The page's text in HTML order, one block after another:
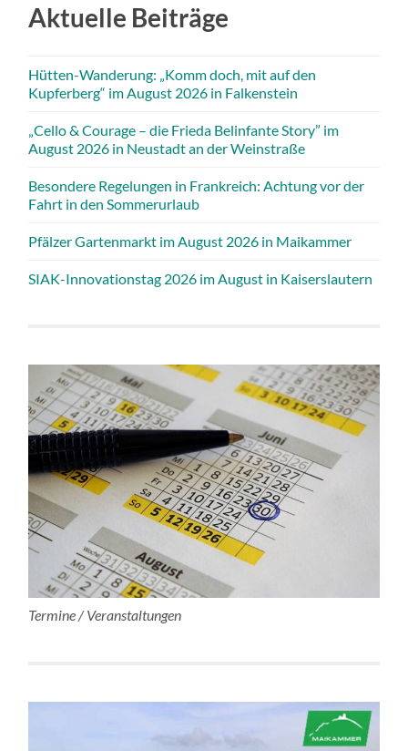
Aktuelle Beiträge
Hütten-Wanderung: „Komm doch, mit auf den
Kupferberg“ im August 2026 in Falkenstein
„Cello & Courage – die Frieda Belinfante Story” im
August 2026 in Neustadt an der Weinstraße
Besondere Regelungen in Frankreich: Achtung vor der
Fahrt in den Sommerurlaub
Pfälzer Gartenmarkt im August 2026 in Maikammer
SIAK-Innovationstag 2026 im August in Kaiserslautern
Termine / Veranstaltungen